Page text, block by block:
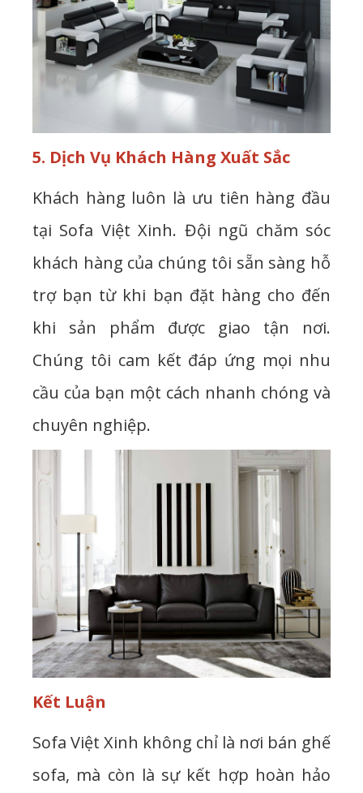
5. Dịch Vụ Khách Hàng Xuất Sắc
Khách hàng luôn là ưu tiên hàng đầu
tại Sofa Việt Xinh. Đội ngũ chăm sóc
khách hàng của chúng tôi sẵn sàng hỗ
trợ bạn từ khi bạn đặt hàng cho đến
khi sản phẩm được giao tận nơi.
Chúng tôi cam kết đáp ứng mọi nhu
cầu của bạn một cách nhanh chóng và
chuyên nghiệp.
Kết Luận
Sofa Việt Xinh không chỉ là nơi bán ghế
sofa, mà còn là sự kết hợp hoàn hảo